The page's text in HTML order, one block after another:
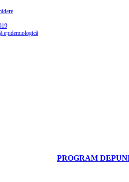
epidemiologică
PROGRAM